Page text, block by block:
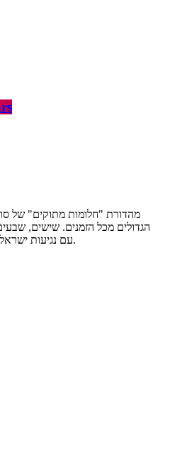
מהדורת "חלומות מתוקים" של
הגדולים מכל הזמנים. שישים,
עם נגיעות ישראליות. מחצות ועד אור הבוקר.